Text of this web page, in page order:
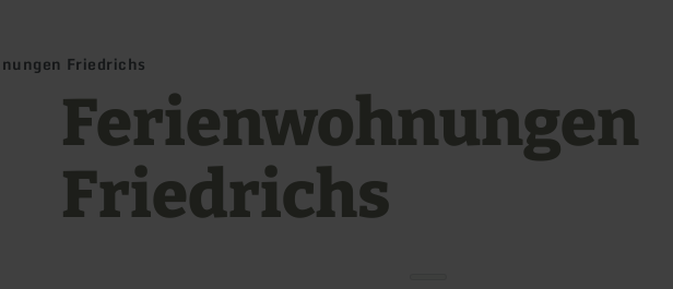
Friedrichs
Ferienwohnungen
Friedrichs